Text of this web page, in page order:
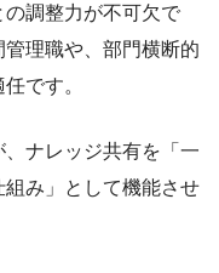
調整力が不可欠で
理職や、部門横断的
です。
ナレッジ共有を「一
み」として機能させ